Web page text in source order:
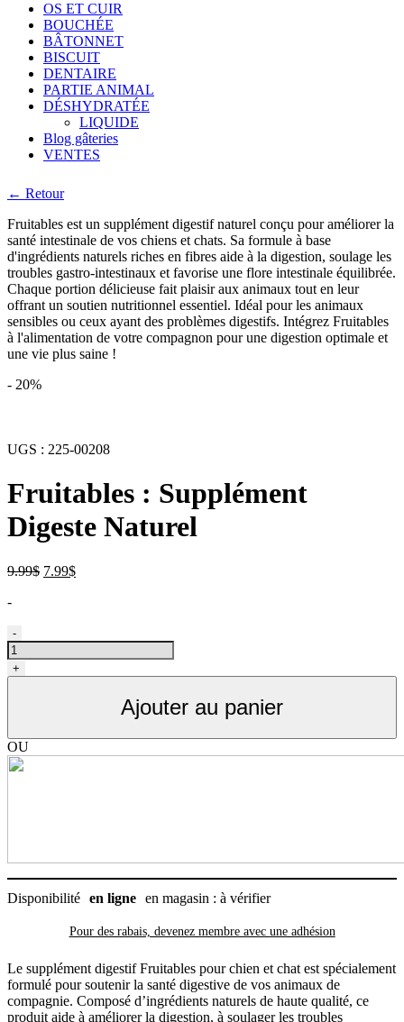
OS ET CUIR
BOUCHÉE
BÂTONNET
BISCUIT
DENTAIRE
PARTIE ANIMAL
DÉSHYDRATÉE
LIQUIDE
Blog gâteries
VENTES
← Retour
Fruitables est un supplément digestif naturel conçu pour améliorer la
santé intestinale de vos chiens et chats. Sa formule à base
d'ingrédients naturels riches en fibres aide à la digestion, soulage les
troubles gastro-intestinaux et favorise une flore intestinale équilibrée.
Chaque portion délicieuse fait plaisir aux animaux tout en leur
offrant un soutien nutritionnel essentiel. Idéal pour les animaux
sensibles ou ceux ayant des problèmes digestifs. Intégrez Fruitables
à l'alimentation de votre compagnon pour une digestion optimale et
une vie plus saine !
- 20%
UGS : 225-00208
Fruitables : Supplément
Digeste Naturel
9.99$ Le
7.99$Le
-
quantité
de
Supplément
digestif
chat,
Fruitables
-
+
Ajouter au panier
OU
Disponibilité en ligne en magasin : à vérifier
Pour des rabais, devenez membre avec une adhésion
Le supplément digestif Fruitables pour chien et chat est spécialement
formulé pour soutenir la santé digestive de vos animaux de
compagnie. Composé d’ingrédients naturels de haute qualité, ce
produit aide à améliorer la digestion, à soulager les troubles